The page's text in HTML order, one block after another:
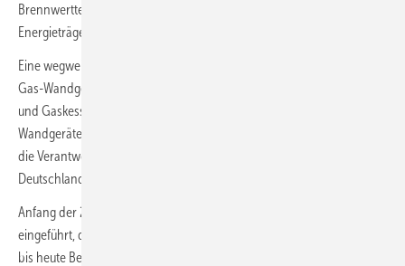
Brennwerttechnologie und von Öl zu Gas als wichtigstem
Energieträger.
Eine wegweisende Entscheidung war der Einstieg in den Markt für
Gas-Wandgeräte. War der bisherige Fokus auf bodenstehenden Öl-
und Gaskesseln, eröffneten die neuen und selbst entwickelten Gas-
Wandgeräte die Grundlage für das spätere Wachstum und übernahm
die Verantwortung für die Erschließung neuer Märkte außerhalb
Deutschlands.
Anfang der 2000er-Jahre wurde das Konzept der „Lean Production“
eingeführt, das unter dem Namen Vitotop in der Viessmann Gruppe
bis heute Bestand hat. Ziel war es, die Material-, Arbeits- und